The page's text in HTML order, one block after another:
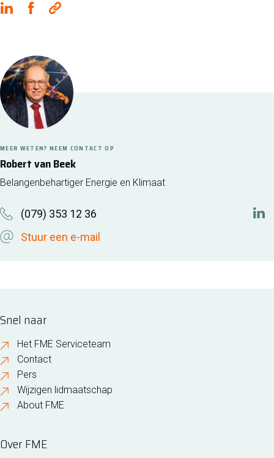
Robert van Beek
MEER WETEN? NEEM CONTACT OP
Belangenbehartiger Energie en Klimaat
(079) 353 12 36
Stuur een e-mail
Snel naar
Het FME Serviceteam
Contact
Pers
Wijzigen lidmaatschap
About FME
Over FME